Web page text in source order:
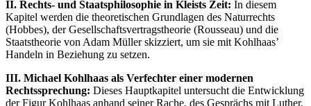
II. Rechts- und Staatsphilosophie in Kleists Zeit: In diesem
Kapitel werden die theoretischen Grundlagen des Naturrechts
(Hobbes), der Gesellschaftsvertragstheorie (Rousseau) und die
Staatstheorie von Adam Müller skizziert, um sie mit Kohlhaas’
Handeln in Beziehung zu setzen.
III. Michael Kohlhaas als Verfechter einer modernen
Rechtssprechung: Dieses Hauptkapitel untersucht die Entwicklung
der Figur Kohlhaas anhand seiner Rache, des Gesprächs mit Luther,